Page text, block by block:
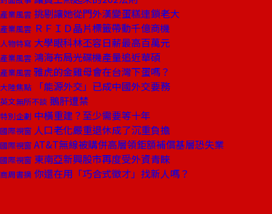
產業風雲 挑剔讓她從門外漢變蛋糕連鎖老大
產業風雲 ＲＦＩＤ晶片標籤帶動千億商機
人物特寫 大學眼科林丕容日薪最高百萬元
產業風雲 鴻海布局光碟機產量追近華碩
產業風雲 雅虎的金雞母會在台灣下蛋嗎？
大陸焦點 「能源外交」已成中國外交要務
英文無所不談 鵝肝遭禁
特別企劃 中橫重建？至少需要等十年
國際視窗 人口老化嚴重退休成了沉重負擔
國際視窗 AT&T無線被購併高層領鉅額補償基層恐失業
國際視窗 東南亞新興股市再度受外資青睞
商周書摘 你還在用「巧合式徵才」找新人嗎？